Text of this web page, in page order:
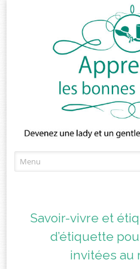
to
Savoir-vivre et
d’étiquette
invitées au